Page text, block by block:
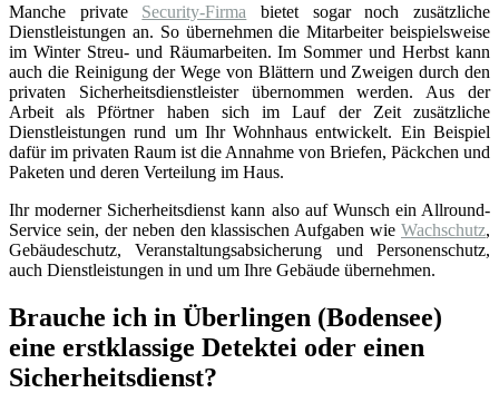
Manche private Security-Firma bietet sogar noch zusätzliche
Dienstleistungen an. So übernehmen die Mitarbeiter beispielsweise
im Winter Streu- und Räumarbeiten. Im Sommer und Herbst kann
auch die Reinigung der Wege von Blättern und Zweigen durch den
privaten Sicherheitsdienstleister übernommen werden. Aus der
Arbeit als Pförtner haben sich im Lauf der Zeit zusätzliche
Dienstleistungen rund um Ihr Wohnhaus entwickelt. Ein Beispiel
dafür im privaten Raum ist die Annahme von Briefen, Päckchen und
Paketen und deren Verteilung im Haus.
Ihr moderner Sicherheitsdienst kann also auf Wunsch ein Allround-
Service sein, der neben den klassischen Aufgaben wie Wachschutz,
Gebäudeschutz, Veranstaltungsabsicherung und Personenschutz,
auch Dienstleistungen in und um Ihre Gebäude übernehmen.
Brauche ich in Überlingen (Bodensee)
eine erstklassige Detektei oder einen
Sicherheitsdienst?